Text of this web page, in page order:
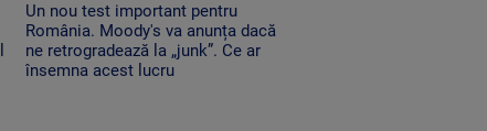
Un nou test important pentru
România. Moody's va anunța dacă
ne retrogradează la „junk”. Ce ar
însemna acest lucru